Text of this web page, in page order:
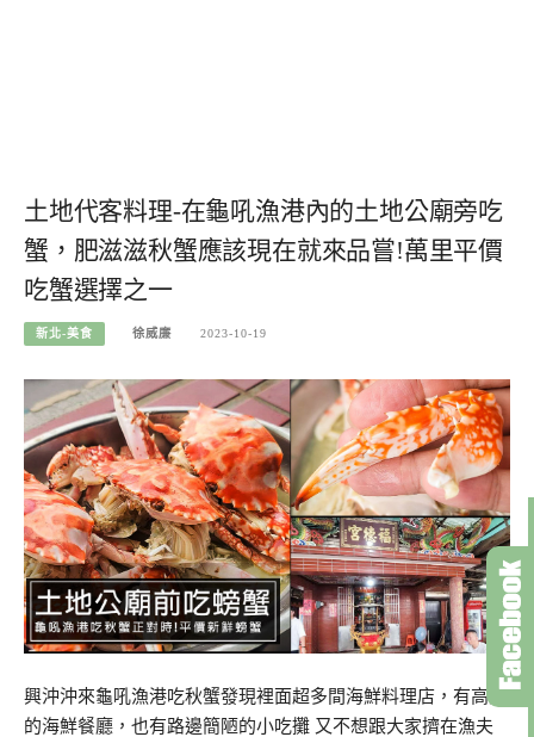
土地代客料理-在龜吼漁港內的土地公廟旁吃
蟹，肥滋滋秋蟹應該現在就來品嘗!萬里平價
吃蟹選擇之一
新北-美食 徐威廉 2023-10-19
興沖沖來龜吼漁港吃秋蟹發現裡面超多間海鮮料理店，有高級
的海鮮餐廳，也有路邊簡陋的小吃攤 又不想跟大家擠在漁夫